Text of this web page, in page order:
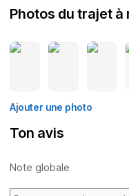
Photos du trajet à
Ajouter une photo
Ton avis
Note globale